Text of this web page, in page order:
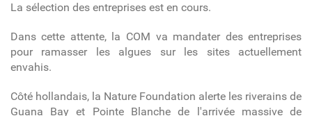
La sélection des entreprises est en cours.
Dans cette attente, la COM va mandater des entreprises
pour ramasser les algues sur les sites actuellement
envahis.
Côté hollandais, la Nature Foundation alerte les riverains de
Guana Bay et Pointe Blanche de l'arrivée massive de